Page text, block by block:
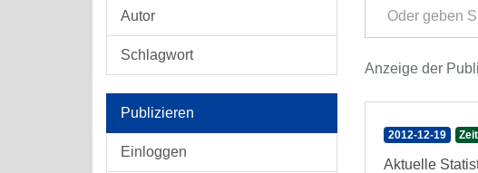
Autor
Schlagwort
Publizieren
Einloggen
Anzeige der
2012-12-19
Aktuelle